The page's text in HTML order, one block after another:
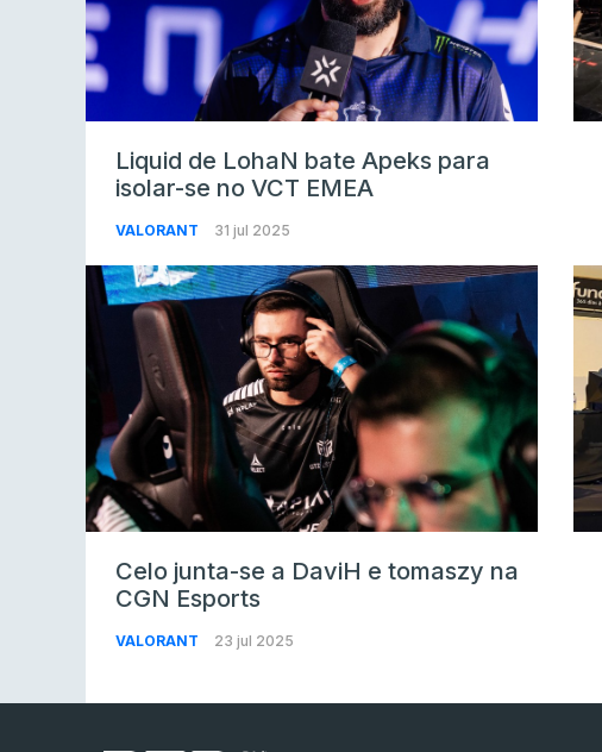
Liquid de LohaN bate Apeks para
isolar-se no VCT EMEA
VALORANT 31 jul 2025
Celo junta-se a DaviH e tomaszy na
CGN Esports
VALORANT 23 jul 2025